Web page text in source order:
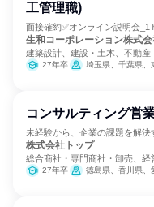
工管理職)
面接確約✅オンライン説明会
生和コーポレーション株式
建築設計、建設・土木、不動産
27年卒 埼玉県、千葉県、東京
コンサルティング営
未経験から、企業の課題を解決
株式会社トップ
総合商社・専門商社・卸売、経
27年卒 徳島県、香川県、